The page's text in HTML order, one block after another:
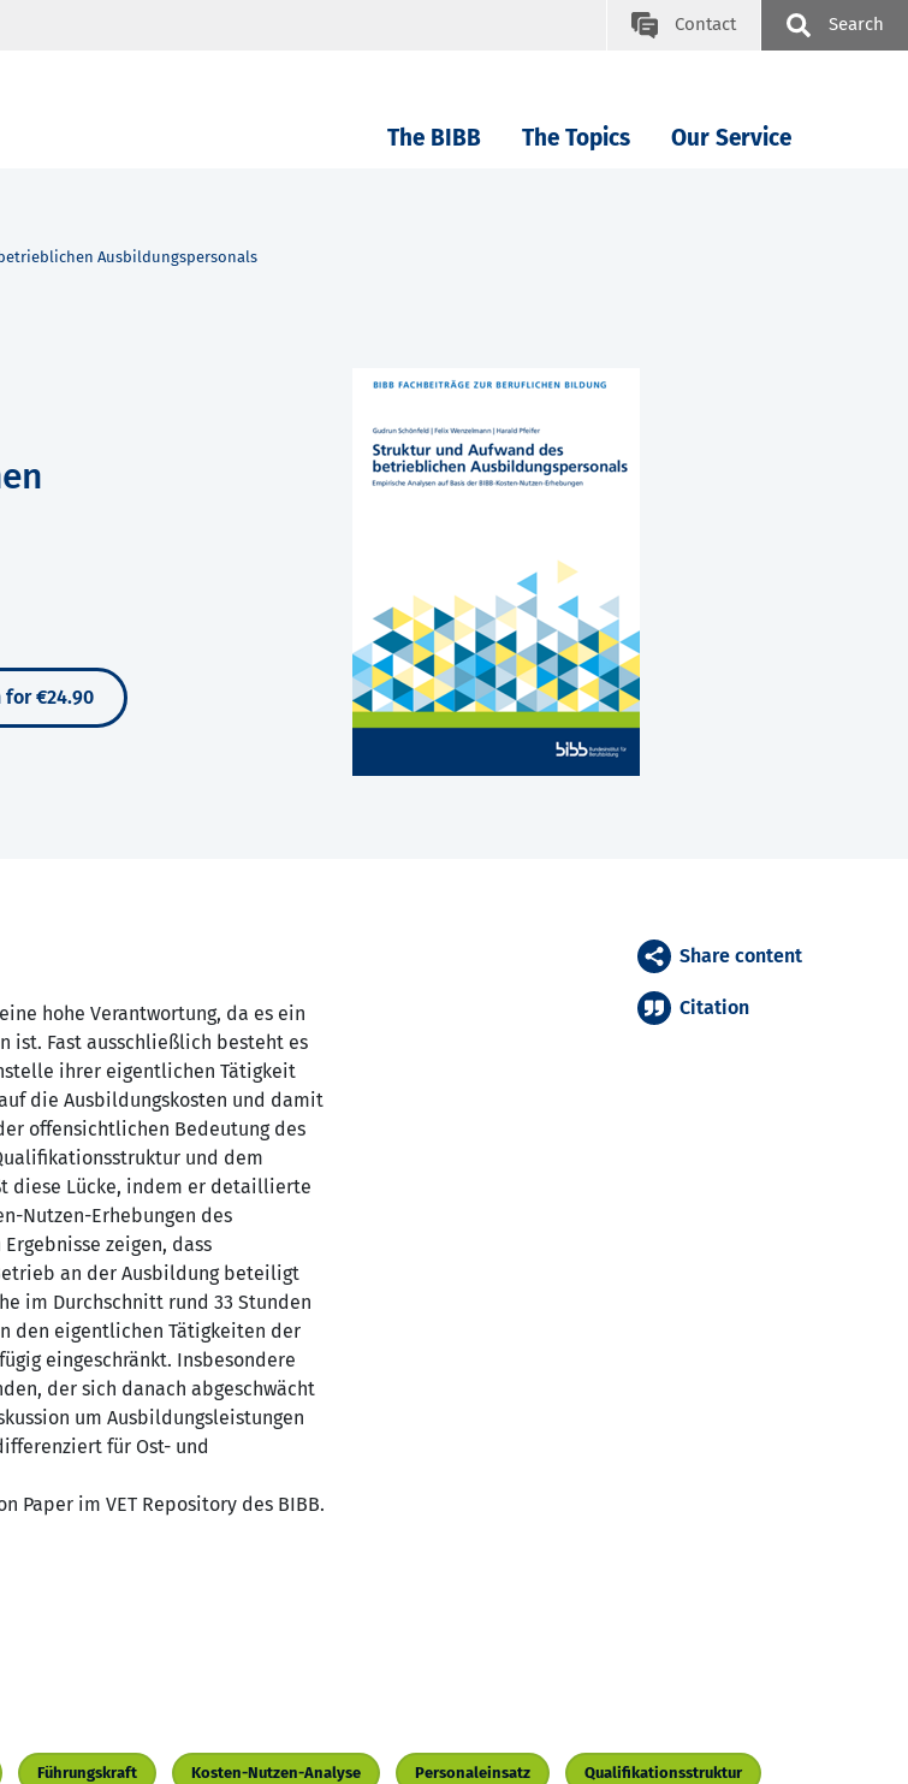
Contact Search
The BIBB The Topics Our Service
Ausbildungspersonals
€24.90
hohe Verantwortung, da es ein
ist. Fast ausschließlich besteht es
ihrer eigentlichen Tätigkeit
die Ausbildungskosten und damit
offensichtlichen Bedeutung des
und dem
diese Lücke, indem er detaillierte
Nutzen-Erhebungen des
zeigen, dass
an der Ausbildung beteiligt
im Durchschnitt rund 33 Stunden
den eigentlichen Tätigkeiten der
eingeschränkt. Insbesondere
der sich danach abgeschwächt
um Ausbildungsleistungen
für Ost- und
Paper im VET Repository des BIBB.
Share content
Citation
Führungskraft Kosten-Nutzen-Analyse Personaleinsatz Qualifikationsstruktur